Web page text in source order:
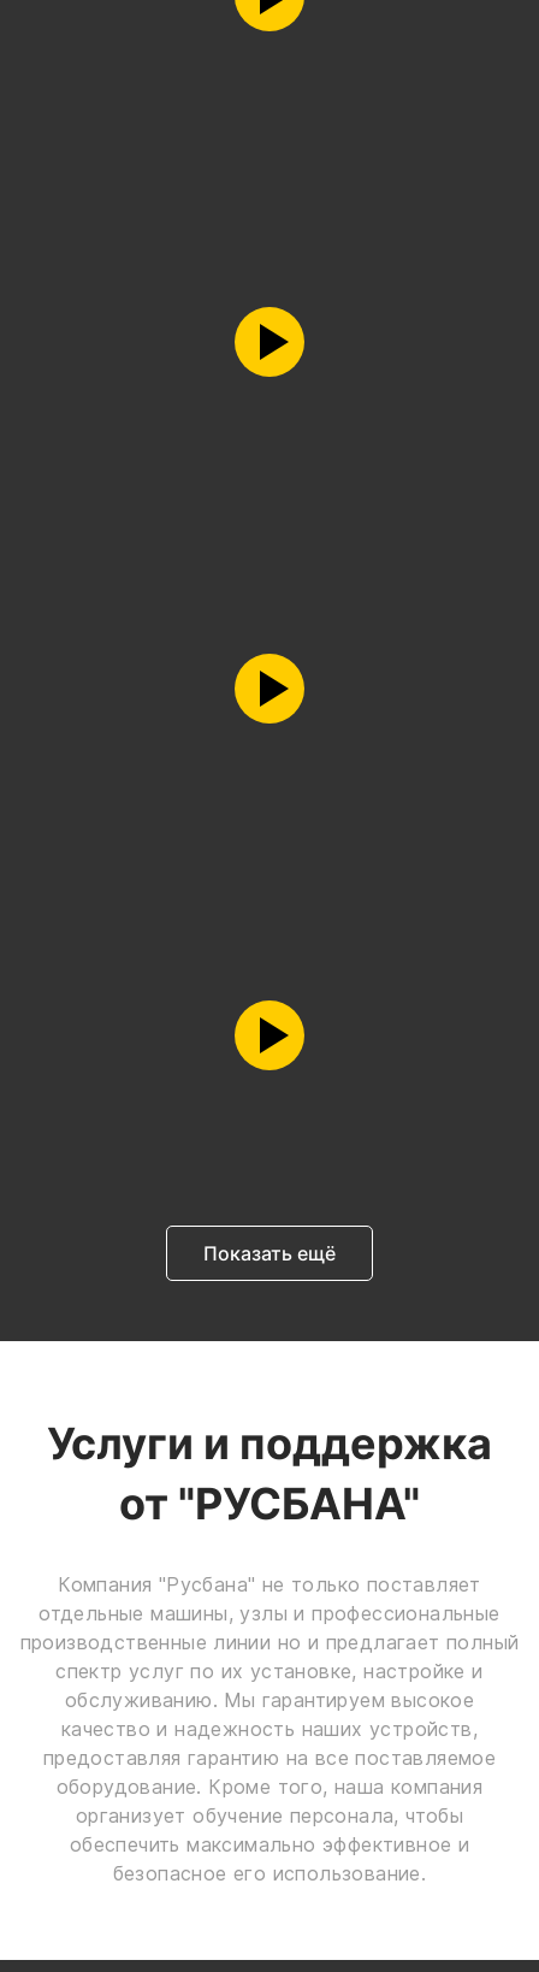
Показать ещё
Услуги и поддержка
от "РУСБАНА"
Компания "Русбана" не только поставляет
отдельные машины, узлы и профессиональные
производственные линии но и предлагает полный
спектр услуг по их установке, настройке и
обслуживанию. Мы гарантируем высокое
качество и надежность наших устройств,
предоставляя гарантию на все поставляемое
оборудование. Кроме того, наша компания
организует обучение персонала, чтобы
обеспечить максимально эффективное и
безопасное его использование.